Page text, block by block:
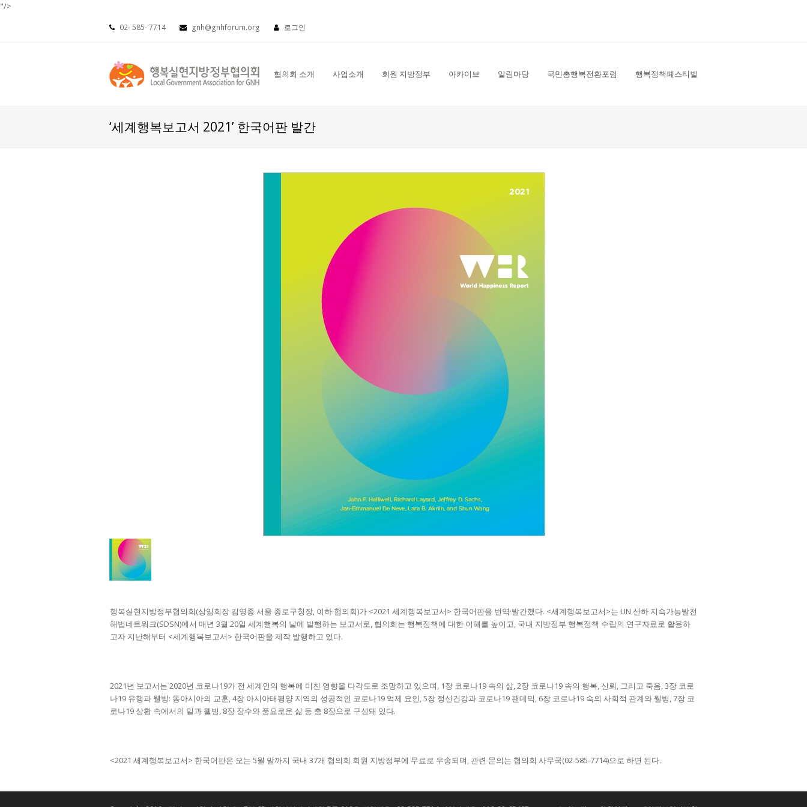
"/>
02- 585- 7714 gnh@gnhforum.org 로그인
협의회 소개 사업소개 회원 지방정부 아카이브 알림마당 국민총행복전환포럼 행복정책페스티벌
‘세계행복보고서 2021’ 한국어판 발간
행복실현지방정부협의회(상임회장 김영종 서울 종로구청장, 이하 협의회)가 <2021 세계행복보고서> 한국어판을 번역·발간했다. <세계행복보고서>는 UN 산하 지속가능발전
해법네트워크(SDSN)에서 매년 3월 20일 세계행복의 날에 발행하는 보고서로, 협의회는 행복정책에 대한 이해를 높이고, 국내 지방정부 행복정책 수립의 연구자료로 활용하
고자 지난해부터 <세계행복보고서> 한국어판을 제작 발행하고 있다.
2021년 보고서는 2020년 코로나19가 전 세계인의 행복에 미친 영향을 다각도로 조망하고 있으며, 1장 코로나19 속의 삶, 2장 코로나19 속의 행복, 신뢰, 그리고 죽음, 3장 코로
나19 유행과 웰빙: 동아시아의 교훈, 4장 아시아태평양 지역의 성공적인 코로나19 억제 요인, 5장 정신건강과 코로나19 팬데믹, 6장 코로나19 속의 사회적 관계와 웰빙, 7장 코
로나19 상황 속에서의 일과 웰빙, 8장 장수와 풍요로운 삶 등 총 8장으로 구성돼 있다.
<2021 세계행복보고서> 한국어판은 오는 5월 말까지 국내 37개 협의회 회원 지방정부에 무료로 우송되며, 관련 문의는 협의회 사무국(02-585-7714)으로 하면 된다.